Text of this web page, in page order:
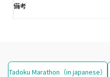
備考
Tadoku Marathon（in japanese）